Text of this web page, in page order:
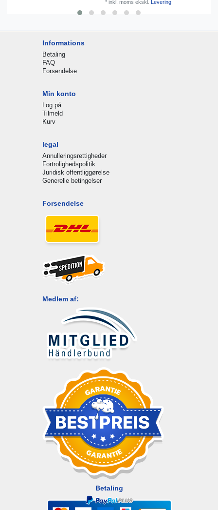
* inkl. moms ekskl. Levering
Informations
Betaling
FAQ
Forsendelse
Min konto
Log på
Tilmeld
Kurv
legal
Annulleringsrettigheder
Fortrolighedspolitik
Juridisk offentliggørelse
Generelle betingelser
Forsendelse
Medlem af:
Betaling